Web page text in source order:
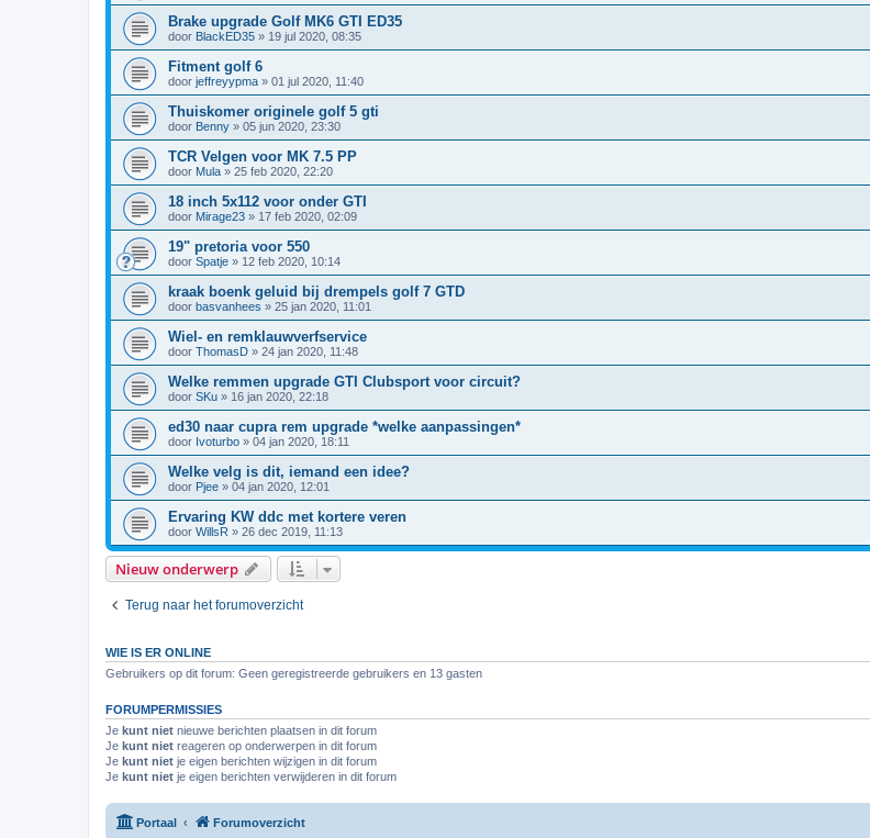
Brake upgrade Golf MK6 GTI ED35
door BlackED35 » 19 jul 2020, 08:35
Fitment golf 6
door jeffreyypma » 01 jul 2020, 11:40
Thuiskomer originele golf 5 gti
door Benny » 05 jun 2020, 23:30
TCR Velgen voor MK 7.5 PP
door Mula » 25 feb 2020, 22:20
18 inch 5x112 voor onder GTI
door Mirage23 » 17 feb 2020, 02:09
19" pretoria voor 550
door Spatje » 12 feb 2020, 10:14
kraak boenk geluid bij drempels golf 7 GTD
door basvanhees » 25 jan 2020, 11:01
Wiel- en remklauwverfservice
door ThomasD » 24 jan 2020, 11:48
Welke remmen upgrade GTI Clubsport voor circuit?
door SKu » 16 jan 2020, 22:18
ed30 naar cupra rem upgrade *welke aanpassingen*
door Ivoturbo » 04 jan 2020, 18:11
Welke velg is dit, iemand een idee?
door Pjee » 04 jan 2020, 12:01
Ervaring KW ddc met kortere veren
door WillsR » 26 dec 2019, 11:13
Nieuw onderwerp
Terug naar het forumoverzicht
WIE IS ER ONLINE
Gebruikers op dit forum: Geen geregistreerde gebruikers en 13 gasten
FORUMPERMISSIES
Je kunt niet nieuwe berichten plaatsen in dit forum
Je kunt niet reageren op onderwerpen in dit forum
Je kunt niet je eigen berichten wijzigen in dit forum
Je kunt niet je eigen berichten verwijderen in dit forum
Portaal Forumoverzicht